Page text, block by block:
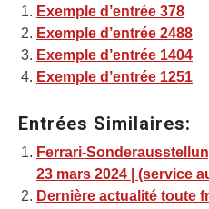
Exemple d’entrée 378
Exemple d’entrée 2488
Exemple d’entrée 1404
Exemple d’entrée 1251
Entrées Similaires:
Ferrari-
23 mars 2024 | (service
Dernière actualité toute